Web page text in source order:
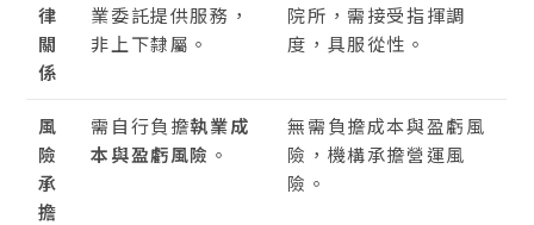
律
關
係
業委託提供服務，
非上下隸屬。
院所，需接受指揮調
度，具服從性。
風
險
承
擔
需自行負擔執業成
本與盈虧風險 。
無需負擔成本與盈虧風
險，機構承擔營運風
險。